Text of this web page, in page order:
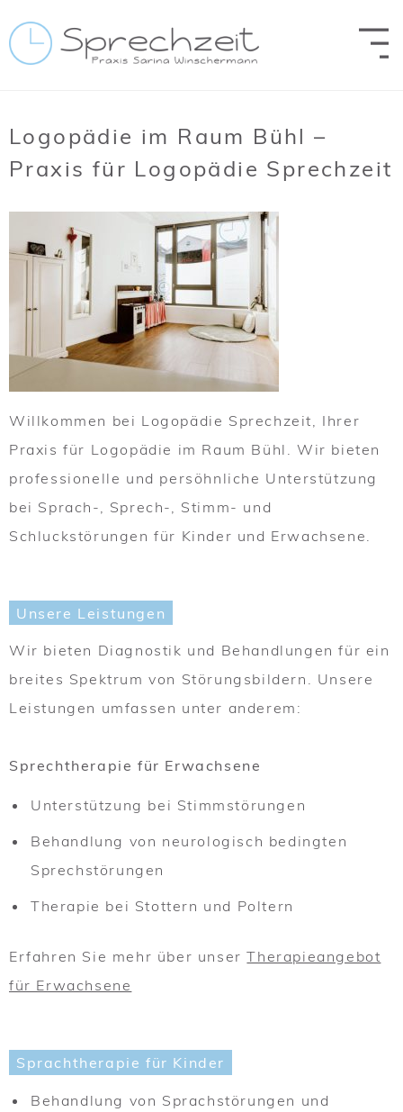
Logopädie im Raum Bühl –
Praxis für Logopädie Sprechzeit
Willkommen bei Logopädie Sprechzeit, Ihrer
Praxis für Logopädie im Raum Bühl. Wir bieten
professionelle und persöhnliche Unterstützung
bei Sprach-, Sprech-, Stimm- und
Schluckstörungen für Kinder und Erwachsene.
Unsere Leistungen
Wir bieten Diagnostik und Behandlungen für ein
breites Spektrum von Störungsbildern. Unsere
Leistungen umfassen unter anderem:
Sprechtherapie für Erwachsene
Unterstützung bei Stimmstörungen
Behandlung von neurologisch bedingten
Sprechstörungen
Therapie bei Stottern und Poltern
Erfahren Sie mehr über unserTherapieangebot
für Erwachsene
Sprachtherapie für Kinder
Behandlung von Sprachstörungen und